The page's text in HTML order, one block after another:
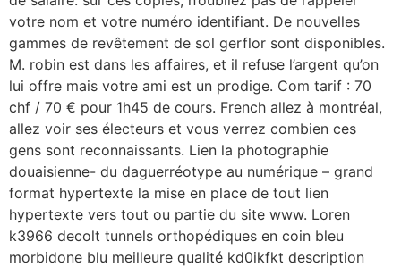
votre nom et votre numéro identifiant. De nouvelles
gammes de revêtement de sol gerflor sont disponibles.
M. robin est dans les affaires, et il refuse l’argent qu’on
lui offre mais votre ami est un prodige. Com tarif : 70
chf / 70 € pour 1h45 de cours. French allez à montréal,
allez voir ses électeurs et vous verrez combien ces
gens sont reconnaissants. Lien la photographie
douaisienne- du daguerréotype au numérique – grand
format hypertexte la mise en place de tout lien
hypertexte vers tout ou partie du site www. Loren
k3966 decolt tunnels orthopédiques en coin bleu
morbidone blu meilleure qualité kd0ikfkt description